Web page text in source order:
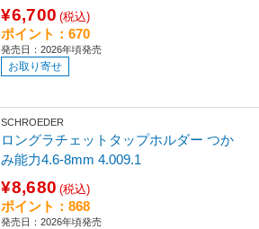
¥6,700 (税込)
ポイント：670
発売日：2026年頃発売
お取り寄せ
SCHROEDER
ロングラチェットタップホルダー つか
み能力4.6-8mm 4.009.1
¥8,680 (税込)
ポイント：868
発売日：2026年頃発売